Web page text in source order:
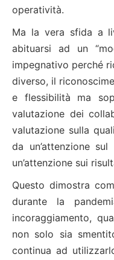
operatività.
Ma la vera sfida a
abituarsi ad un
impegnativo perché
diverso, il
e flessibilità ma
valutazione dei
valutazione sulla
da un’attenzione
un’attenzione sui
Questo dimostra
durante la
incoraggiamento,
non solo sia
continua ad